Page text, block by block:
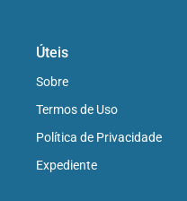
Úteis
Sobre
Termos de Uso
Política de Privacidade
Expediente